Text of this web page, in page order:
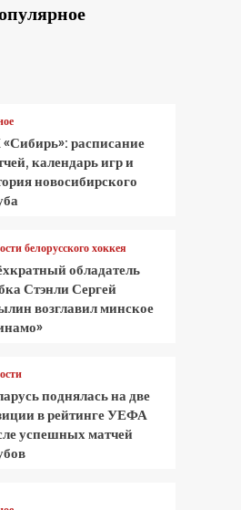
расписание
календарь игр и
новосибирского
белорусского хоккея
обладатель
Стэнли Сергей
возглавил минское
поднялась на две
в рейтинге УЕФА
успешных матчей